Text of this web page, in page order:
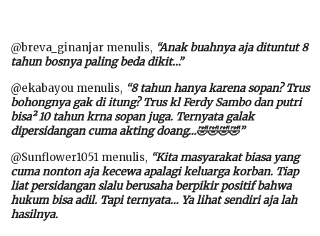
@breva_ginanjar menulis, “Anak buahnya aja dituntut 8
tahun bosnya paling beda dikit…”
@ekabayou menulis, “8 tahun hanya karena sopan? Trus
bohongnya gak di itung? Trus kl Ferdy Sambo dan putri
bisa² 10 tahun krna sopan juga. Ternyata galak
dipersidangan cuma akting doang…🤣🤣🤣🤣”
@Sunflower1051 menulis, “Kita masyarakat biasa yang
cuma nonton aja kecewa apalagi keluarga korban. Tiap
liat persidangan slalu berusaha berpikir positif bahwa
hukum bisa adil. Tapi ternyata… Ya lihat sendiri aja lah
hasilnya.